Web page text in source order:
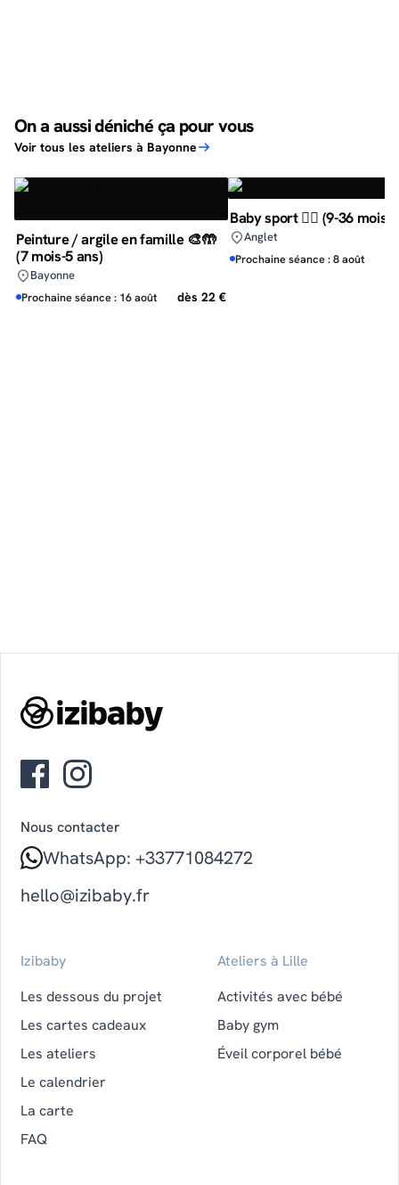
On a aussi déniché ça pour vous
Voir tous les ateliers à Bayonne
Peinture / argile en famille 🎨🤲
(7 mois-5 ans)
Bayonne
Prochaine séance : 16 août
dès 22 €
Baby sport 🏃‍♀️ (9-36 mois)
Anglet
Prochaine séance : 8 août
Nous contacter
WhatsApp: +33771084272
hello@izibaby.fr
Izibaby
Les dessous du projet
Les cartes cadeaux
Les ateliers
Le calendrier
La carte
FAQ
Ateliers à Lille
Activités avec bébé
Baby gym
Éveil corporel bébé